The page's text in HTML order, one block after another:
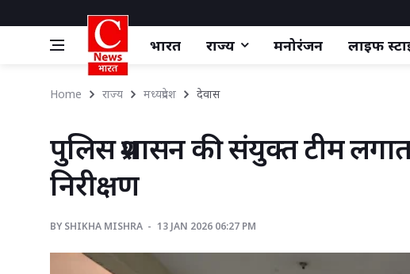
भारत राज्य मनोरंजन लाइफ
Home राज्य मध्यप्रदेश देवास
पुलिस प्रशासन की संयुक्त टीम
निरीक्षण
BY SHIKHA MISHRA 13 JAN 2026 06:27 PM